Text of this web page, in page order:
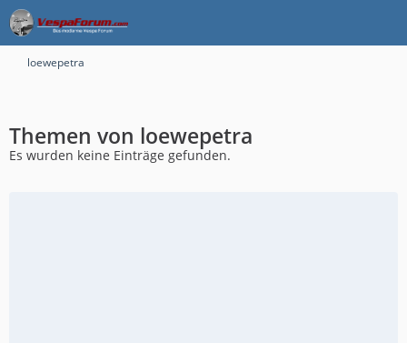
loewepetra
Themen von loewepetra
Es wurden keine Einträge gefunden.